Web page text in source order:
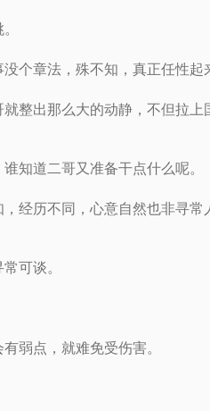
个章法，殊不知，真正任性起
整出那么大的动静，不但拉
知道二哥又准备干点什么呢。
经历不同，心意自然也非寻
可谈。
弱点，就难免受伤害。